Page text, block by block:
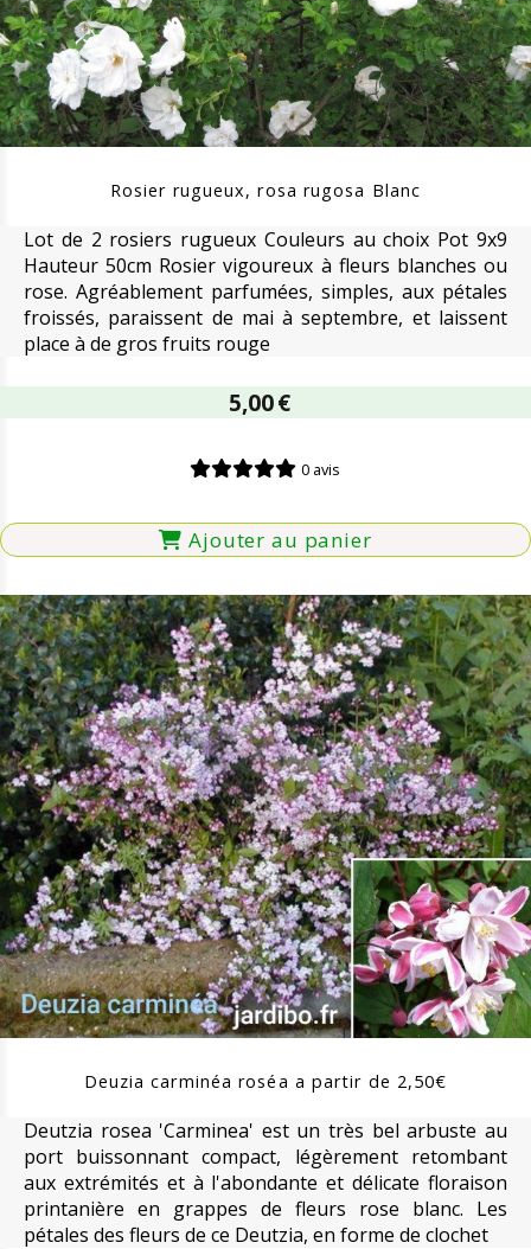
Rosier rugueux, rosa rugosa Blanc
Lot de 2 rosiers rugueux Couleurs au choix Pot 9x9
Hauteur 50cm Rosier vigoureux à fleurs blanches ou
rose. Agréablement parfumées, simples, aux pétales
froissés, paraissent de mai à septembre, et laissent
place à de gros fruits rouge
5,00€
0 avis
Ajouter au panier
Deuzia carminéa roséa a partir de 2,50€
Deutzia rosea 'Carminea' est un très bel arbuste au
port buissonnant compact, légèrement retombant
aux extrémités et à l'abondante et délicate floraison
printanière en grappes de fleurs rose blanc. Les
pétales des fleurs de ce Deutzia, en forme de clochet